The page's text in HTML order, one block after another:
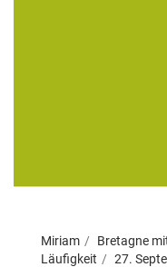
Miriam Bretagne
Läufigkeit
27.